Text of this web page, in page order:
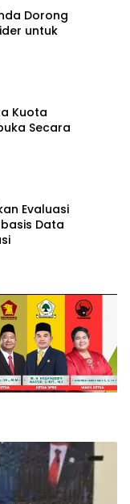
Dorong
untuk
Kuota
Secara
Evaluasi
Data